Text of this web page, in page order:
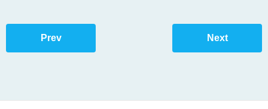
其他语言
Prev Next